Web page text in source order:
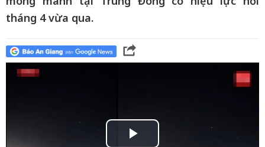
tháng 4 vừa qua.